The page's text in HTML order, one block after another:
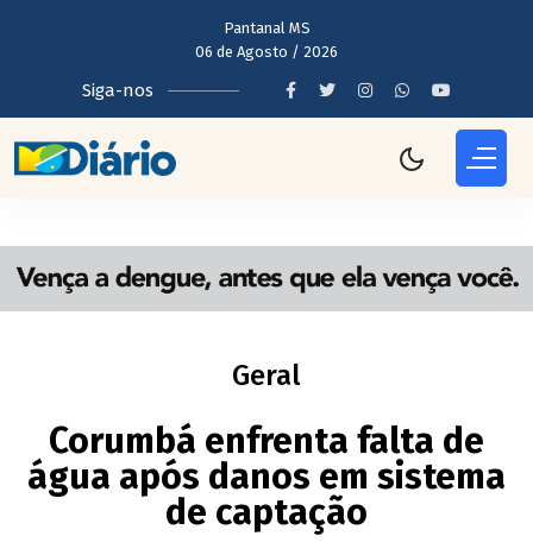
Pantanal MS
06 de Agosto / 2026
Siga-nos
Geral
Corumbá enfrenta falta de
água após danos em sistema
de captação